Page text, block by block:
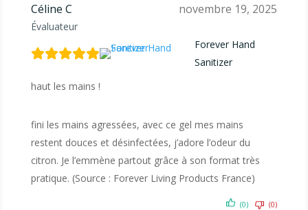
Céline C
Évaluateur
novembre 19, 2025
Forever Hand
Sanitizer
haut les mains !
fini les mains agressées, avec ce gel mes mains
restent douces et désinfectées, j’adore l’odeur du
citron. Je l’emmène partout grâce à son format très
pratique. (Source : Forever Living Products France)
(0) (0)